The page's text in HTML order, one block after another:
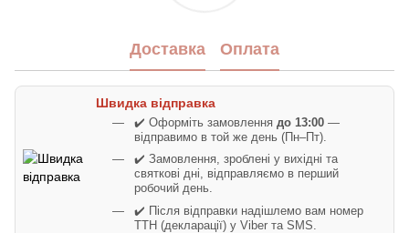
Доставка Оплата
Швидка відправка
✔️ Оформіть замовлення до 13:00 —
відправимо в той же день (Пн–Пт).
✔️ Замовлення, зроблені у вихідні та
святкові дні, відправляємо в перший
робочий день.
✔️ Після відправки надішлемо вам номер
ТТН (декларації) у Viber та SMS.